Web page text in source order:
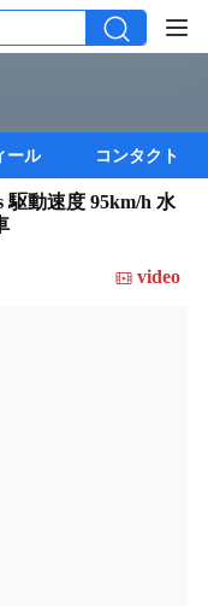
ール コンタクト
駆動速度 95km/h 水
video